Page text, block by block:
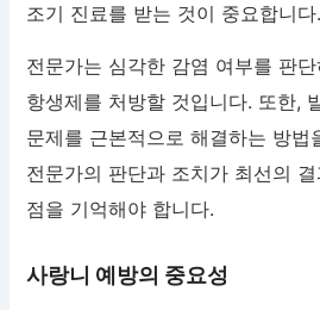
조기 진료를 받는 것이 중요합니다.
전문가는 심각한 감염 여부를 판
항생제를 처방할 것입니다. 또한,
문제를 근본적으로 해결하는 방법
전문가의 판단과 조치가 최선의
점을 기억해야 합니다.
사랑니 예방의 중요성